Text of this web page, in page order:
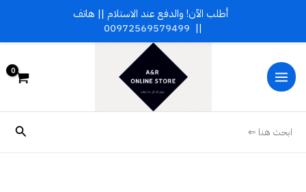
المحتوى
ابحث هنا ⇐
أطلب الآن! والدفع عند الاستلام || هاتف
||
00972569579499